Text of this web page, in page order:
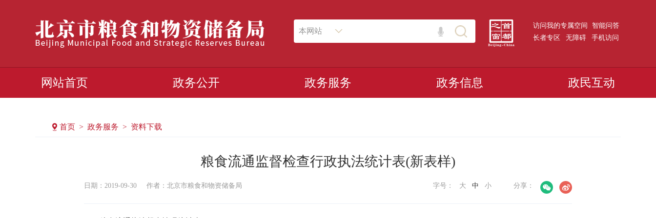
本网站
访问我的专属空间
智能问答
长者专区
无障碍 手机访问
网站首页 政务公开 政务服务 政务信息 政民互动
首页 > 政务服务 > 资料下载
粮食流通监督检查行政执法统计表(新表样)
日期：2019-09-30 作者：北京市粮食和物资储备局 分享：
字号： 大 中 小